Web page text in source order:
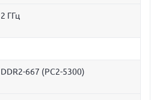
2 ГГц
DDR2-667 (PC2-5300)